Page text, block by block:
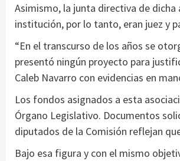
Asimismo, la junta directiva de
institución, por lo tanto, eran juez y
“En el transcurso de los años se
presentó ningún proyecto para
Caleb Navarro con evidencias en
Los fondos asignados a esta
Órgano Legislativo. Documentos
diputados de la Comisión reflejan
Bajo esa figura y con el mismo